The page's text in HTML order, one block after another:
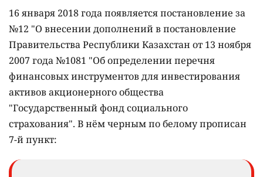
16 января 2018 года появляется постановление за
№12 "О внесении дополнений в постановление
Правительства Республики Казахстан от 13 ноября
2007 года №1081 "Об определении перечня
финансовых инструментов для инвестирования
активов акционерного общества
"Государственный фонд социального
страхования". В нём черным по белому прописан
7-й пункт: